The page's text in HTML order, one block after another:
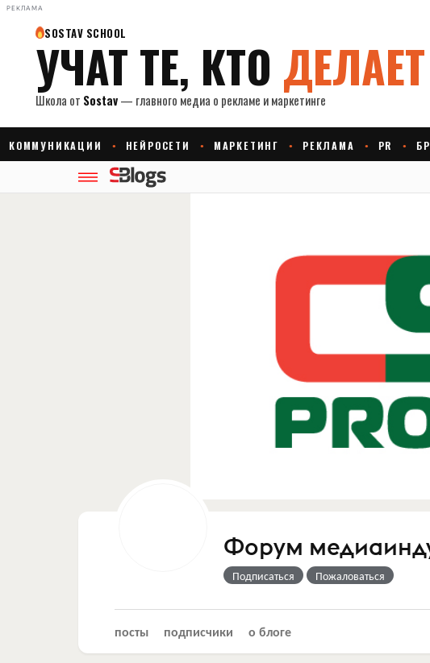
РЕКЛАМА
Форум
Подписаться Пожаловаться
посты подписчики о блоге